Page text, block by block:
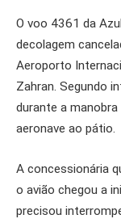
O voo 4361 da
decolagem
Aeroporto
Zahran. Segundo
durante a
aeronave ao pátio.
A concessionária
o avião chegou a
precisou